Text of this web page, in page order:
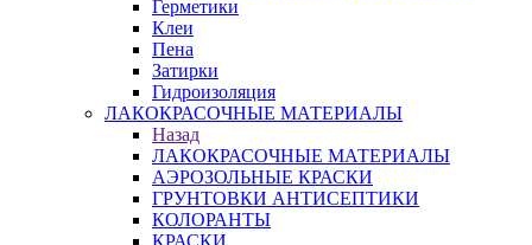
Герметики
Клеи
Пена
Затирки
Гидроизоляция
ЛАКОКРАСОЧНЫЕ МАТЕРИАЛЫ
Назад
ЛАКОКРАСОЧНЫЕ МАТЕРИАЛЫ
АЭРОЗОЛЬНЫЕ КРАСКИ
ГРУНТОВКИ АНТИСЕПТИКИ
КОЛОРАНТЫ
КРАСКИ